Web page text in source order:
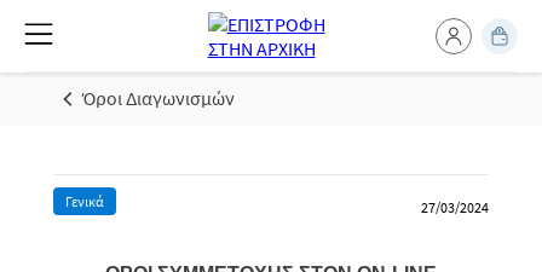
Όροι Διαγωνισμών
Γενικά 27/03/2024